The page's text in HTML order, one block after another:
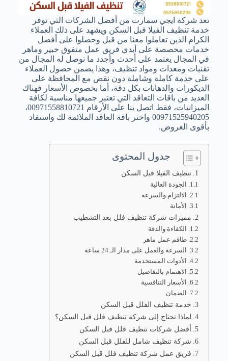
تعد شركة ايجي سمارت من أفضل الشركات التي توفر
خدمة تنظيف الفيلا قبل السكن ويشهد على ذلك العملاء
الكرام الذين تعاملوا معنا من قبل وحصلوا على أفضل
خدمات مخصصة على أيدي فريق عمل متفوق خبير وماهر
في المجال يعتمد على أحدث وأجدد ما توصل له المجال من
تقنيات ومعدات ومواد تنظيف، وهذا يضمن حصول العملاء
على خدمة كاملة وشاملة دون نقص مع المحافظة على
الديكورات والدهانات بكل دقة، أما بخصوص الأسعار فهناك
العديد من باقات التعاقد التي تعتبر جميعها مناسبة لكافة
الميزانيات، فقط اتصل بنا على الأرقام 00971558810721،
00971525940205 واختر باقة العاقد الملائمة لك واستفاد
بأقوى العروض.
جدول المحتوى
تنظيف الفيلا قبل السكن
الجودة العالية
الالتزام والسرعة
الأمانة
مميزات شركة تنظيف فلل بعد التشطيب
الكفاءة والدقة
طاقم عمل ماهر
السرعة والعمل على مدار الـ 24 ساعة
الأدوات المستخدمة
الاهتمام بالتفاصيل
الأسعار التنافسية
الضمان
خدمة تنظيف الفلل قبل السكن
لماذا تحتاج إلى شركة تنظيف فلل قبل السكن؟
أفضل شركات تنظيف فلل قبل السكن
شركة تنظيف شامل للفلل قبل السكن
فريق عمل شركة تنظيف فلل قبل السكن